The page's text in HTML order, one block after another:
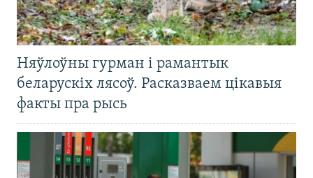
Няўлоўны гурман і рамантык
беларускіх лясоў. Расказваем цікавыя
факты пра рысь